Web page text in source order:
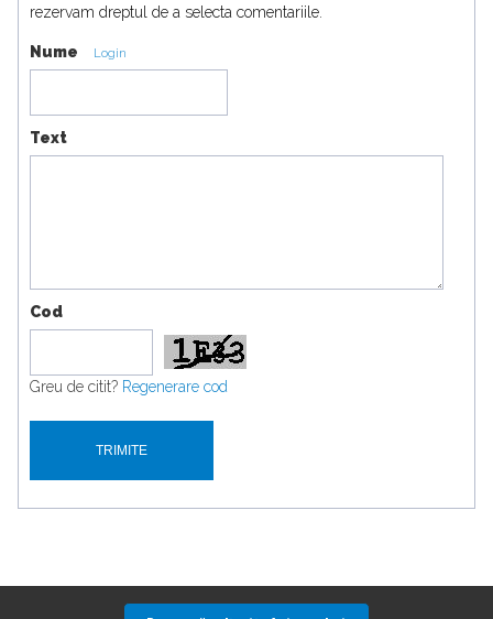
rezervam dreptul de a selecta comentariile.
Nume Login
Text
Cod
Greu de citit? Regenerare cod